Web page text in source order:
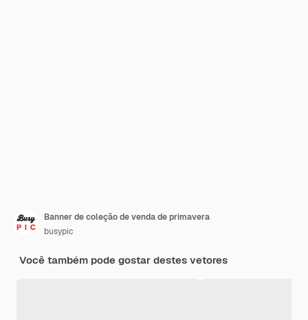
Banner de coleção de venda de primavera
busypic
Você também pode gostar destes vetores